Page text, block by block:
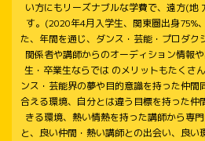
い方にもリーズナブルな学費で、遠方(地
す。(2020年4月入学生、関東圏出身75%
た、年間を通じ、ダンス・芸能・プロダク
関係者や講師からのオーディション情報
生・卒業生ならでは のメリットもたくさ
ンス・芸能界の夢や目的意識を持った仲間
合える環境、自分とは違う目標を持った仲
きる環境、熱い情熱を持った講師から専
と、良い仲間・熱い講師との出会い、良い